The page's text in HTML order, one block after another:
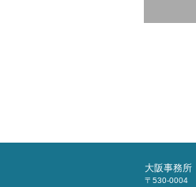
大阪事務所
〒530-0004